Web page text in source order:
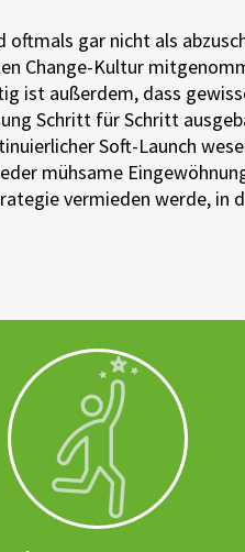
gar nicht als
Change-Kultur
ist außerdem, dass
Schritt für Schritt
Soft-Launch
mühsame
vermieden werde, in